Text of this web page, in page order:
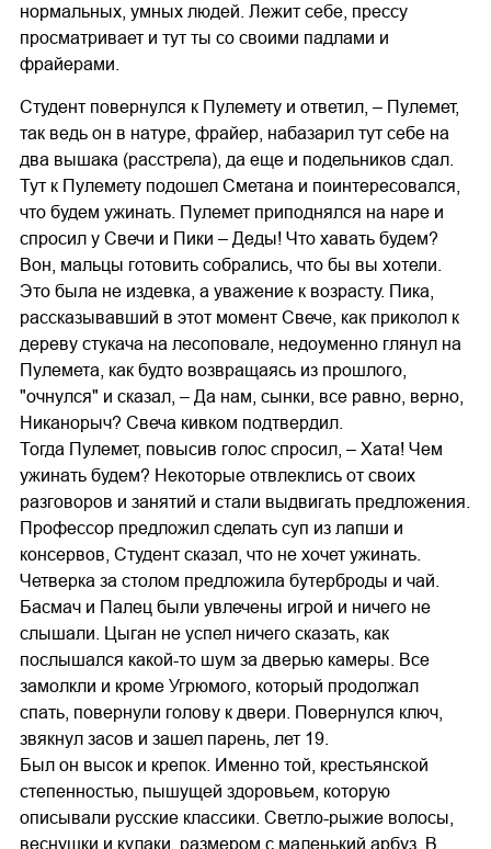
нормальных, умных людей. Лежит себе, прессу
просматривает и тут ты со своими падлами и
фрайерами.
Студент повернулся к Пулемету и ответил, – Пулемет,
так ведь он в натуре, фрайер, набазарил тут себе на
два вышака (расстрела), да еще и подельников сдал.
Тут к Пулемету подошел Сметана и поинтересовался,
что будем ужинать. Пулемет приподнялся на наре и
спросил у Свечи и Пики – Деды! Что хавать будем?
Вон, мальцы готовить собрались, что бы вы хотели.
Это была не издевка, а уважение к возрасту. Пика,
рассказывавший в этот момент Свече, как приколол к
дереву стукача на лесоповале, недоуменно глянул на
Пулемета, как будто возвращаясь из прошлого,
"очнулся" и сказал, – Да нам, сынки, все равно, верно,
Никанорыч? Свеча кивком подтвердил.
Тогда Пулемет, повысив голос спросил, – Хата! Чем
ужинать будем? Некоторые отвлеклись от своих
разговоров и занятий и стали выдвигать предложения.
Профессор предложил сделать суп из лапши и
консервов, Студент сказал, что не хочет ужинать.
Четверка за столом предложила бутерброды и чай.
Басмач и Палец были увлечены игрой и ничего не
слышали. Цыган не успел ничего сказать, как
послышался какой-то шум за дверью камеры. Все
замолкли и кроме Угрюмого, который продолжал
спать, повернули голову к двери. Повернулся ключ,
звякнул засов и зашел парень, лет 19.
Был он высок и крепок. Именно той, крестьянской
степенностью, пышущей здоровьем, которую
описывали русские классики. Светло-рыжие волосы,
веснушки и кулаки, размером с маленький арбуз. В